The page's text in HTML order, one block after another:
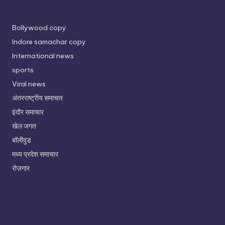
Bollywood copy
Indore samachar copy
International news
sports
Viral news
अंतरराष्ट्रीय समाचार
इंदौर समाचार
खेल जगत
बॉलीवुड
मध्य प्रदेश समाचार
रोज़गार